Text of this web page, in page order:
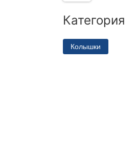
Категория
Колышки